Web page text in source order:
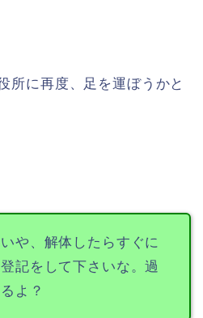
所に再度、足を運ぼうかと
や、解体したらすぐに
記をして下さいな。過
よ？